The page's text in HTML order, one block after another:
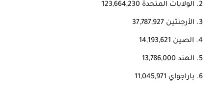
الولايات المتحدة 123,664,230
الأرجنتين 37,787,927
الصين 14,193,621
الهند 13,786,000
باراجواي 11,045,971